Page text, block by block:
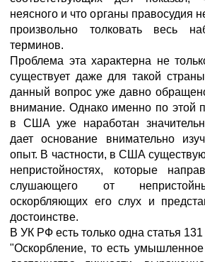
неясного и что органы правосудия
произвольно толковать весь
терминов.
Проблема эта характерна не
существует даже для такой
данный вопрос уже давно
внимание. Однако именно по этой
в США уже наработан
дает основание внимательно
опыт. В частности, в США
непристойностях, которые
слушающего от
оскорбляющих его слух и
достоинстве.
В УК РФ есть только одна статья
"Оскорбление, то есть